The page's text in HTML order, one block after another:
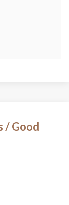
/ Good